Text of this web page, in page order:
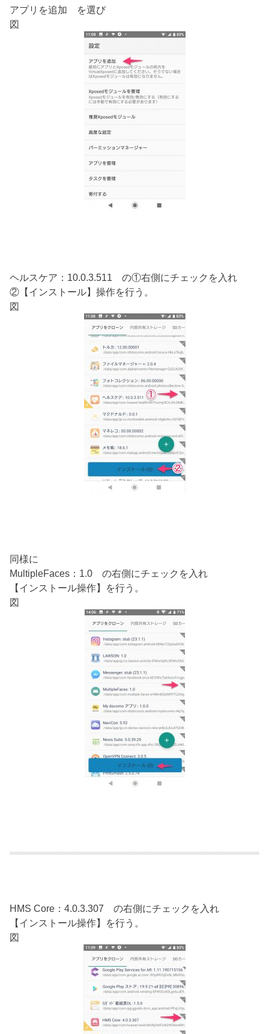
アプリを追加 を選び
図
ヘルスケア：10.0.3.511 の①右側にチェックを入れ
②【インストール】操作を行う。
図
同様に
MultipleFaces：1.0 の右側にチェックを入れ
【インストール操作】を行う。
図
HMS Core：4.0.3.307 の右側にチェックを入れ
【インストール操作】を行う。
図